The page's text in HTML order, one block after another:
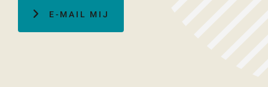
E-MAIL MIJ